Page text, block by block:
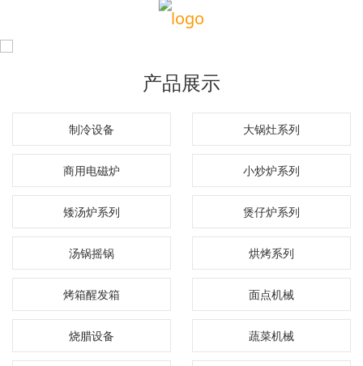
产品展示
制冷设备 大锅灶系列
商用电磁炉 小炒炉系列
矮汤炉系列 煲仔炉系列
汤锅摇锅 烘烤系列
烤箱醒发箱 面点机械
烧腊设备 蔬菜机械